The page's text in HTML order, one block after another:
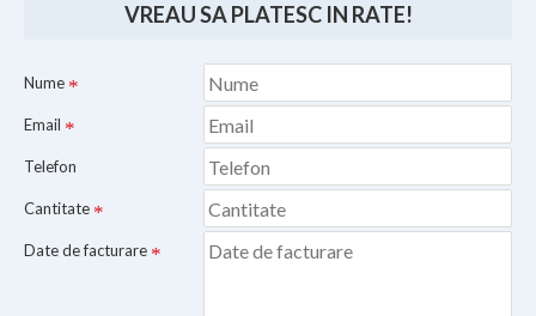
VREAU SA PLATESC IN RATE!
Nume
Email
Telefon
Cantitate
Date de facturare